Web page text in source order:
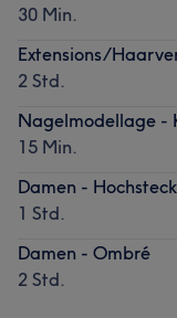
30 Min.
Extensions/
2 Std.
Nagelmodellage -
15 Min.
Damen -
1 Std.
Damen - Ombré
2 Std.